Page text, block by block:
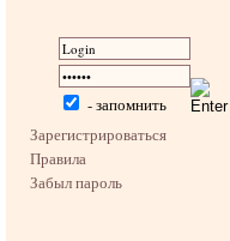
- запомнить
Зарегистрироваться
Правила
Забыл пароль